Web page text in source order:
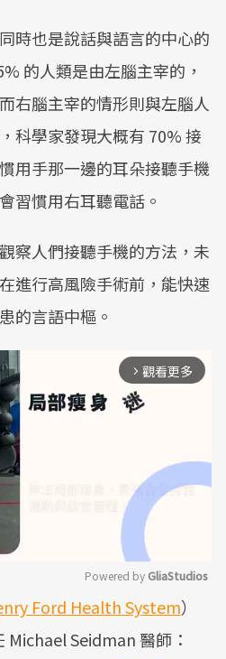
時也是說話與語言的中心的
的人類是由左腦主宰的，
右腦主宰的情形則與左腦人
科學家發現大概有 70% 接
用手那一邊的耳朵接聽手機
習慣用右耳聽電話。
察人們接聽手機的方法，未
進行高風險手術前，能快速
的言語中樞。
arrow_forward_ios 觀看更多
Mute
Powered by GliaStudios
Ford Health System）
Seidman 醫師：